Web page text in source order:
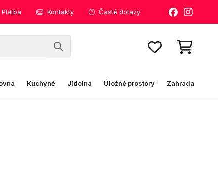
Platba Kontakty Časté dotazy
Kuchyně Jídelna Úložné prostory Zahrada